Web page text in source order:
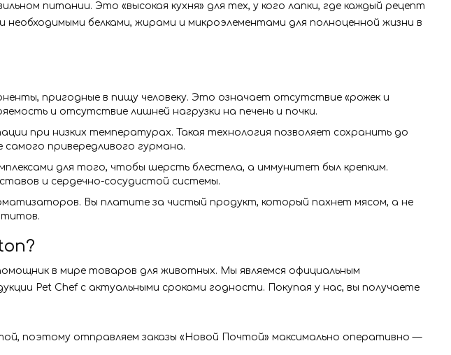
питании. Это «высокая кухня» для тех, у кого лапки, где каждый рецепт
белками, жирами и микроэлементами для полноценной жизни в
пригодные в пищу человеку. Это означает отсутствие «рожек и
и отсутствие лишней нагрузки на печень и почки.
при низких температурах. Такая технология позволяет сохранить до
привередливого гурмана.
для того, чтобы шерсть блестела, а иммунитет был крепким.
и сердечно-сосудистой системы.
Вы платите за чистый продукт, который пахнет мясом, а не
в мире товаров для животных. Мы являемся официальным
Pet Chef с актуальными сроками годности. Покупая у нас, вы получаете
поэтому отправляем заказы «Новой Почтой» максимально оперативно —